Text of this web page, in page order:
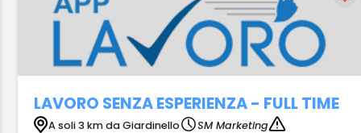
LAVORO SENZA ESPERIENZA - FULL TIME
A soli 3 km da Giardinello
SM Marketing